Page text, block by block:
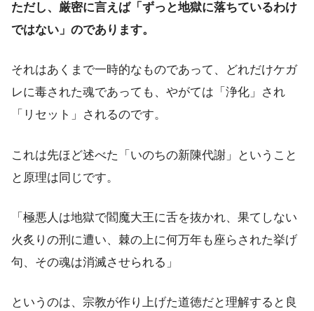
ただし、厳密に言えば「ずっと地獄に落ちているわけ
ではない」のであります。
それはあくまで一時的なものであって、どれだけケガ
レに毒された魂であっても、やがては「浄化」され
「リセット」されるのです。
これは先ほど述べた「いのちの新陳代謝」ということ
と原理は同じです。
「極悪人は地獄で閻魔大王に舌を抜かれ、果てしない
火炙りの刑に遭い、棘の上に何万年も座らされた挙げ
句、その魂は消滅させられる」
というのは、宗教が作り上げた道徳だと理解すると良